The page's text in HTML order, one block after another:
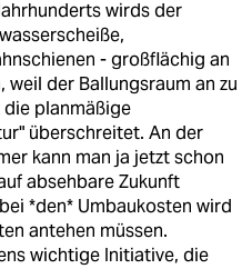
wirds der
- großflächig an
weil der Ballungsraum an zu
planmäßige
überschreitet. An der
kann man ja jetzt schon
absehbare Zukunft
*den* Umbaukosten wird
antehen müssen.
wichtige Initiative, die